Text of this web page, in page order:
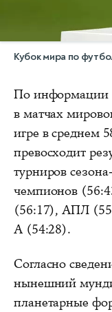
Кубок мира по
По информации
в матчах
игре в среднем
превосходит
турниров
чемпионов
(56:17), АПЛ
А (54:28).
Согласно
нынешний
планетарные